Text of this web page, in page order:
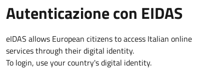
Autenticazione con EIDAS
eIDAS allows European citizens to access Italian online
services through their digital identity.
To login, use your country's digital identity.